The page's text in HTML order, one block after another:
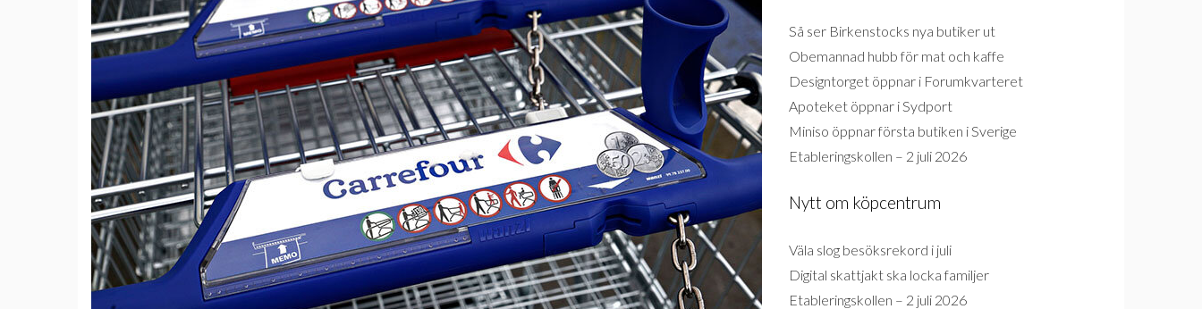
Så ser Birkenstocks nya butiker ut
Obemannad hubb för mat och kaffe
Designtorget öppnar i Forumkvarteret
Apoteket öppnar i Sydport
Miniso öppnar första butiken i Sverige
Etableringskollen – 2 juli 2026
Nytt om köpcentrum
Väla slog besöksrekord i juli
Digital skattjakt ska locka familjer
Etableringskollen – 2 juli 2026